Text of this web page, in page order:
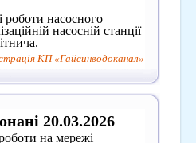
роботи насосного
насосній станції
КП «Гайсинводоканал»
20.03.2026
на мережі